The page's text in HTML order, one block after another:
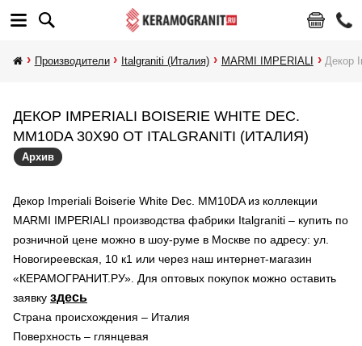
Производители Italgraniti (Италия) MARMI IMPERIALI Декор
ДЕКОР IMPERIALI BOISERIE WHITE DEC.
MM10DA 30X90 ОТ ITALGRANITI (ИТАЛИЯ)
Архив
Декор Imperiali Boiserie White Dec. MM10DA из коллекции
MARMI IMPERIALI производства фабрики Italgraniti – купить по
розничной цене можно в шоу-руме в Москве по адресу: ул.
Новогиреевская, 10 к1 или через наш интернет-магазин
«КЕРАМОГРАНИТ.РУ». Для оптовых покупок можно оставить
заявку здесь
Страна происхождения – Италия
Поверхность – глянцевая